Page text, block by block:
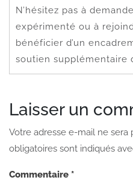
N’hésitez pas à
expérimenté ou à
bénéficier d’un
soutien supplémentaire
Laisser un
Votre adresse e-mail ne sera
obligatoires sont indiqués
Commentaire *